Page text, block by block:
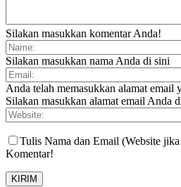
Silakan masukkan komentar Anda!
Silakan masukkan nama Anda di sini
Anda telah memasukkan alamat email
Silakan masukkan alamat email Anda
Tulis Nama dan Email (Website
Komentar!